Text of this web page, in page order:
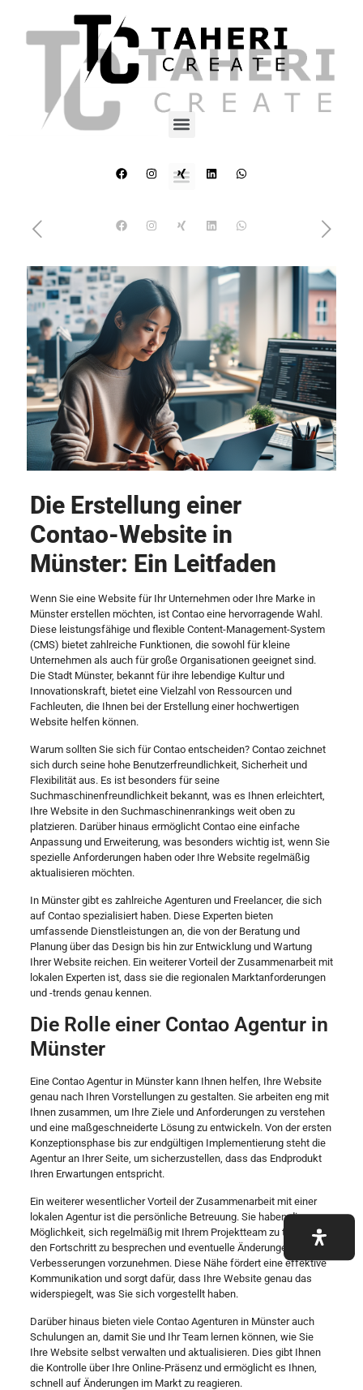
Die Erstellung einer
Contao-Website in
Münster: Ein Leitfaden
Wenn Sie eine Website für Ihr Unternehmen oder Ihre Marke in
Münster erstellen möchten, ist Contao eine hervorragende Wahl.
Diese leistungsfähige und flexible Content-Management-System
(CMS) bietet zahlreiche Funktionen, die sowohl für kleine
Unternehmen als auch für große Organisationen geeignet sind.
Die Stadt Münster, bekannt für ihre lebendige Kultur und
Innovationskraft, bietet eine Vielzahl von Ressourcen und
Fachleuten, die Ihnen bei der Erstellung einer hochwertigen
Website helfen können.
Warum sollten Sie sich für Contao entscheiden? Contao zeichnet
sich durch seine hohe Benutzerfreundlichkeit, Sicherheit und
Flexibilität aus. Es ist besonders für seine
Suchmaschinenfreundlichkeit bekannt, was es Ihnen erleichtert,
Ihre Website in den Suchmaschinenrankings weit oben zu
platzieren. Darüber hinaus ermöglicht Contao eine einfache
Anpassung und Erweiterung, was besonders wichtig ist, wenn Sie
spezielle Anforderungen haben oder Ihre Website regelmäßig
aktualisieren möchten.
In Münster gibt es zahlreiche Agenturen und Freelancer, die sich
auf Contao spezialisiert haben. Diese Experten bieten
umfassende Dienstleistungen an, die von der Beratung und
Planung über das Design bis hin zur Entwicklung und Wartung
Ihrer Website reichen. Ein weiterer Vorteil der Zusammenarbeit mit
lokalen Experten ist, dass sie die regionalen Marktanforderungen
und -trends genau kennen.
Die Rolle einer Contao Agentur in
Münster
Eine Contao Agentur in Münster kann Ihnen helfen, Ihre Website
genau nach Ihren Vorstellungen zu gestalten. Sie arbeiten eng mit
Ihnen zusammen, um Ihre Ziele und Anforderungen zu verstehen
und eine maßgeschneiderte Lösung zu entwickeln. Von der ersten
Konzeptionsphase bis zur endgültigen Implementierung steht die
Agentur an Ihrer Seite, um sicherzustellen, dass das Endprodukt
Ihren Erwartungen entspricht.
Ein weiterer wesentlicher Vorteil der Zusammenarbeit mit einer
lokalen Agentur ist die persönliche Betreuung. Sie haben die
Möglichkeit, sich regelmäßig mit Ihrem Projektteam zu treffen, um
den Fortschritt zu besprechen und eventuelle Änderungen oder
Verbesserungen vorzunehmen. Diese Nähe fördert eine effektive
Kommunikation und sorgt dafür, dass Ihre Website genau das
widerspiegelt, was Sie sich vorgestellt haben.
Darüber hinaus bieten viele Contao Agenturen in Münster auch
Schulungen an, damit Sie und Ihr Team lernen können, wie Sie
Ihre Website selbst verwalten und aktualisieren. Dies gibt Ihnen
die Kontrolle über Ihre Online-Präsenz und ermöglicht es Ihnen,
schnell auf Änderungen im Markt zu reagieren.